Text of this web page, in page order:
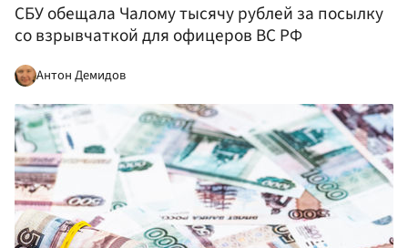
СБУ обещала Чалому тысячу рублей за посылку
со взрывчаткой для офицеров ВС РФ
Антон Демидов